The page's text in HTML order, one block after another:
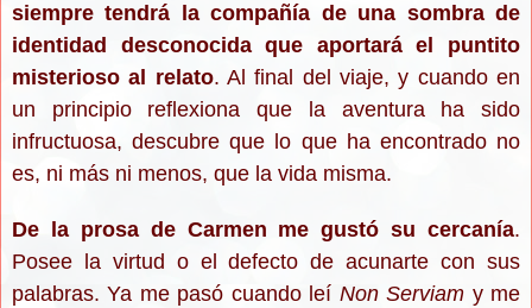
siempre tendrá la compañía de una sombra de
identidad desconocida que aportará el puntito
misterioso al relato. Al final del viaje, y cuando en
un principio reflexiona que la aventura ha sido
infructuosa, descubre que lo que ha encontrado no
es, ni más ni menos, que la vida misma.
De la prosa de Carmen me gustó su cercanía.
Posee la virtud o el defecto de acunarte con sus
palabras. Ya me pasó cuando leí Non Serviam y me